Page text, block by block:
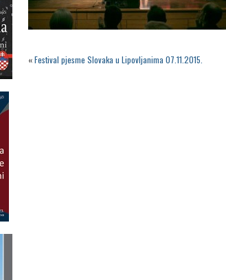
«Festival pjesme Slovaka u Lipovljanima 07.11.2015.